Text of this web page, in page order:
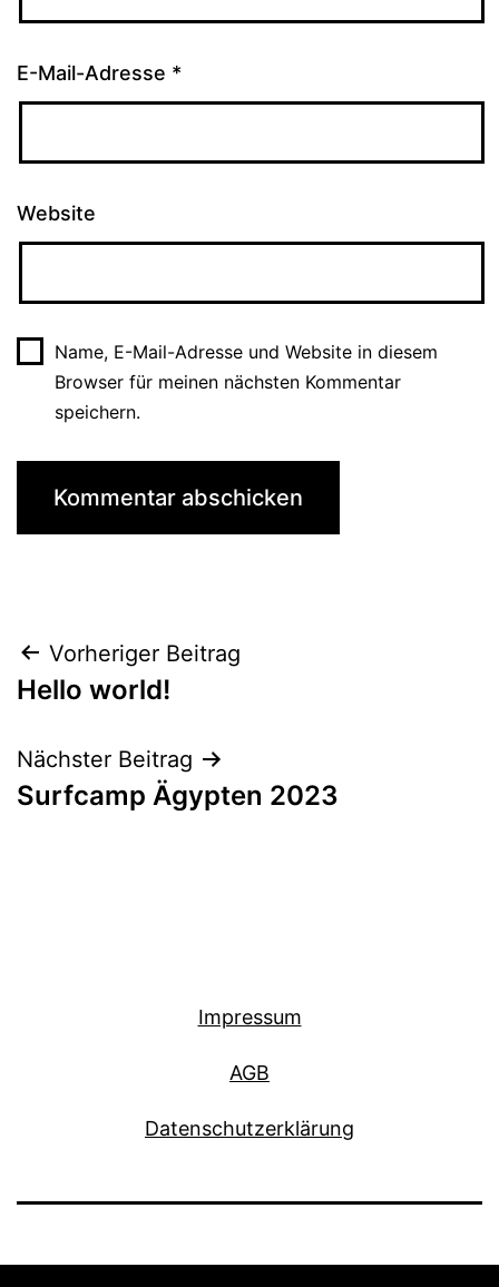
E-Mail-Adresse *
Website
Name, E-Mail-Adresse und Website in diesem
Browser für meinen nächsten Kommentar
speichern.
Vorheriger Beitrag
Hello world!
Nächster Beitrag
Surfcamp Ägypten 2023
Impressum
AGB
Datenschutzerklärung